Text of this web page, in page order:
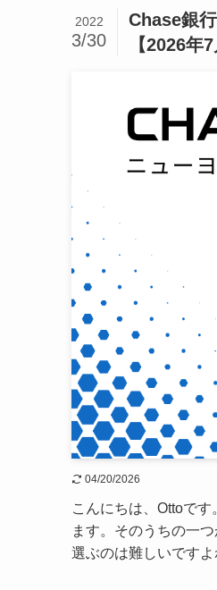
Chase銀
【2026年
2022
3/30
04/20/2026
こんにちは、Ottoで
ます。そのうちの一
選ぶのは難しいです